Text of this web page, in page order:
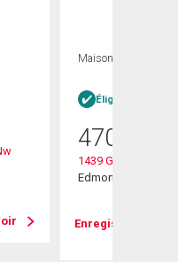
Maison
Éligible Louer
470 000
1439 Goodspeed
Edmonton, AB
Enregistrer